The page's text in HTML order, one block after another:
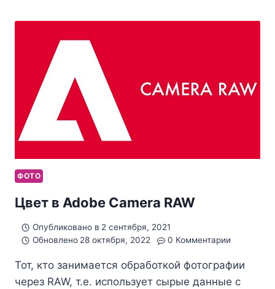
D5100
ФОТО
Цвет в Adobe Camera RAW
Опубликовано в 2 сентября, 2021
Обновлено 28 октября, 2022 0 Комментарии
Тот, кто занимается обработкой фотографии
через RAW, т.е. использует сырые данные с